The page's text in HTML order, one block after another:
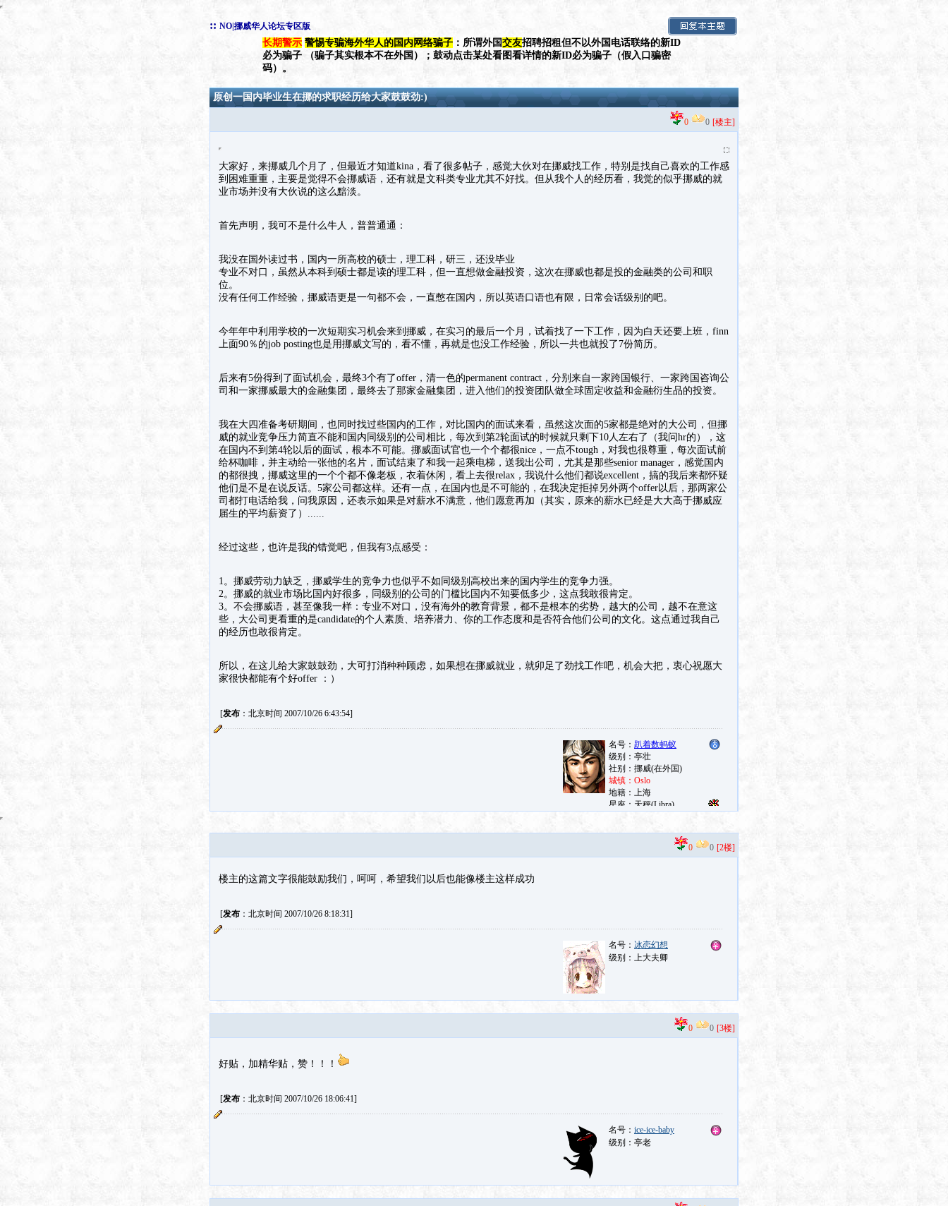
:: NO|挪威华人论坛专区版
长期警示 警惕专骗海外华人的国内网络骗子 ：所谓外国交友招聘招租但不以外国电话联络的新ID
必为骗子 （骗子其实根本不在外国）；鼓动点击某处看图看详情的新ID必为骗子（假入口骗密
码）。
原创一国内毕业生在挪的求职经历给大家鼓鼓劲:)
0 0 [楼主]
大家好，来挪威几个月了，但最近才知道kina，看了很多帖子，感觉大伙对在挪威找工作，特别是找自己喜欢的工作感
到困难重重，主要是觉得不会挪威语，还有就是文科类专业尤其不好找。但从我个人的经历看，我觉的似乎挪威的就
业市场并没有大伙说的这么黯淡。
首先声明，我可不是什么牛人，普普通通：
我没在国外读过书，国内一所高校的硕士，理工科，研三，还没毕业
专业不对口，虽然从本科到硕士都是读的理工科，但一直想做金融投资，这次在挪威也都是投的金融类的公司和职
位。
没有任何工作经验，挪威语更是一句都不会，一直憋在国内，所以英语口语也有限，日常会话级别的吧。
今年年中利用学校的一次短期实习机会来到挪威，在实习的最后一个月，试着找了一下工作，因为白天还要上班，finn
上面90％的job posting也是用挪威文写的，看不懂，再就是也没工作经验，所以一共也就投了7份简历。
后来有5份得到了面试机会，最终3个有了offer，清一色的permanent contract，分别来自一家跨国银行、一家跨国咨询公
司和一家挪威最大的金融集团，最终去了那家金融集团，进入他们的投资团队做全球固定收益和金融衍生品的投资。
我在大四准备考研期间，也同时找过些国内的工作，对比国内的面试来看，虽然这次面的5家都是绝对的大公司，但挪
威的就业竞争压力简直不能和国内同级别的公司相比，每次到第2轮面试的时候就只剩下10人左右了（我问hr的），这
在国内不到第4轮以后的面试，根本不可能。挪威面试官也一个个都很nice，一点不tough，对我也很尊重，每次面试前
给杯咖啡，并主动给一张他的名片，面试结束了和我一起乘电梯，送我出公司，尤其是那些senior manager，感觉国内
的都很拽，挪威这里的一个个都不像老板，衣着休闲，看上去很relax，我说什么他们都说excellent，搞的我后来都怀疑
他们是不是在说反话。5家公司都这样。还有一点，在国内也是不可能的，在我决定拒掉另外两个offer以后，那两家公
司都打电话给我，问我原因，还表示如果是对薪水不满意，他们愿意再加（其实，原来的薪水已经是大大高于挪威应
届生的平均薪资了）......
经过这些，也许是我的错觉吧，但我有3点感受：
1。挪威劳动力缺乏，挪威学生的竞争力也似乎不如同级别高校出来的国内学生的竞争力强。
2。挪威的就业市场比国内好很多，同级别的公司的门槛比国内不知要低多少，这点我敢很肯定。
3。不会挪威语，甚至像我一样：专业不对口，没有海外的教育背景，都不是根本的劣势，越大的公司，越不在意这
些，大公司更看重的是candidate的个人素质、培养潜力、你的工作态度和是否符合他们公司的文化。这点通过我自己
的经历也敢很肯定。
所以，在这儿给大家鼓鼓劲，大可打消种种顾虑，如果想在挪威就业，就卯足了劲找工作吧，机会大把，衷心祝愿大
家很快都能有个好offer ：）
[发布：北京时间 2007/10/26 6:43:54]
0 0 [2楼]
楼主的这篇文字很能鼓励我们，呵呵，希望我们以后也能像楼主这样成功
[发布：北京时间 2007/10/26 8:18:31]
名号： 冰恋幻想
级别：上大夫卿
0 0 [3楼]
好贴，加精华贴，赞！！！
[发布：北京时间 2007/10/26 18:06:41]
名号： ice-ice-baby
级别：亭老